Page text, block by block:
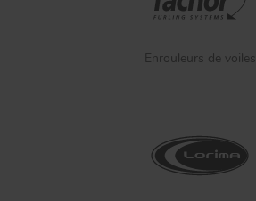
Enrouleurs de voiles